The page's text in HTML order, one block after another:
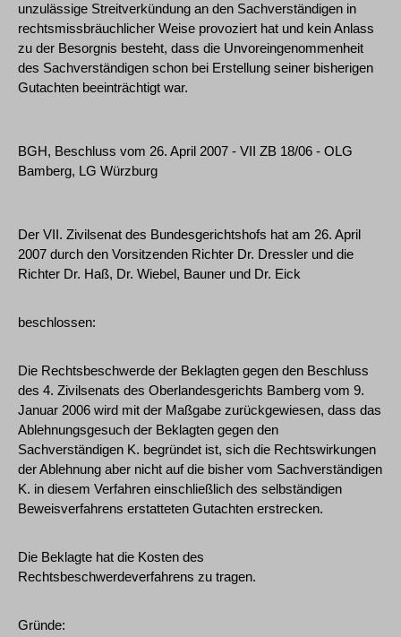
unzulässige Streitverkündung an den Sachverständigen in
rechtsmissbräuchlicher Weise provoziert hat und kein Anlass
zu der Besorgnis besteht, dass die Unvoreingenommenheit
des Sachverständigen schon bei Erstellung seiner bisherigen
Gutachten beeinträchtigt war.
BGH, Beschluss vom 26. April 2007 - VII ZB 18/06 - OLG
Bamberg, LG Würzburg
Der VII. Zivilsenat des Bundesgerichtshofs hat am 26. April
2007 durch den Vorsitzenden Richter Dr. Dressler und die
Richter Dr. Haß, Dr. Wiebel, Bauner und Dr. Eick
beschlossen:
Die Rechtsbeschwerde der Beklagten gegen den Beschluss
des 4. Zivilsenats des Oberlandesgerichts Bamberg vom 9.
Januar 2006 wird mit der Maßgabe zurückgewiesen, dass das
Ablehnungsgesuch der Beklagten gegen den
Sachverständigen K. begründet ist, sich die Rechtswirkungen
der Ablehnung aber nicht auf die bisher vom Sachverständigen
K. in diesem Verfahren einschließlich des selbständigen
Beweisverfahrens erstatteten Gutachten erstrecken.
Die Beklagte hat die Kosten des
Rechtsbeschwerdeverfahrens zu tragen.
Gründe: